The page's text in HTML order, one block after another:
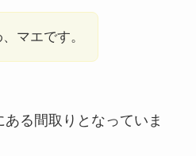
マエです。
る間取りとなっていま